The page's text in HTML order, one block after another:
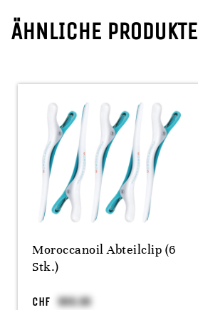
ÄHNLICHE PRODUKTE
Moroccanoil Abteilclip (6
Stk.)
CHF